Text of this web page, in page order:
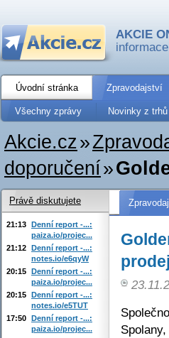
AKCIE
Úvodní stránka Zpravodajství
Všechny zprávy Novinky z trhů
Akcie.cz»
doporučení»
Právě diskutujete
21:13 Denní report -...:
paiza.io/projec...
21:12 Denní report -...:
notes.io/e6qyW
20:15 Denní report -...:
paiza.io/projec...
20:15 Denní report -...:
notes.io/e5TUT
17:50 Denní report -...:
paiza.io/projec...